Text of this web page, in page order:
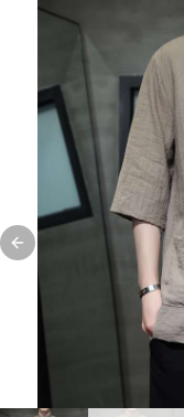
Previous slide